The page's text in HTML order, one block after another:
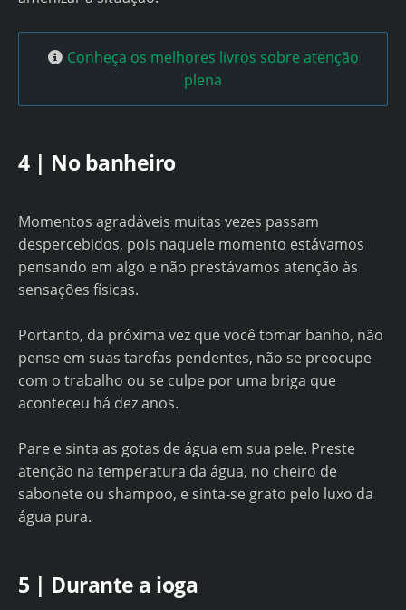
Conheça os melhores livros sobre atenção
plena
4 | No banheiro
Momentos agradáveis ​​muitas vezes passam
despercebidos, pois naquele momento estávamos
pensando em algo e não prestávamos atenção às
sensações físicas.
Portanto, da próxima vez que você tomar banho, não
pense em suas tarefas pendentes, não se preocupe
com o trabalho ou se culpe por uma briga que
aconteceu há dez anos.
Pare e sinta as gotas de água em sua pele. Preste
atenção na temperatura da água, no cheiro de
sabonete ou shampoo, e sinta-se grato pelo luxo da
água pura.
5 | Durante a ioga